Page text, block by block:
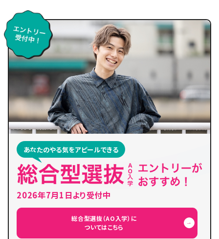
あなたのやる気をアピールできる
2026年7月1日より受付中
総合型選抜（AO入学）に
ついてはこちら